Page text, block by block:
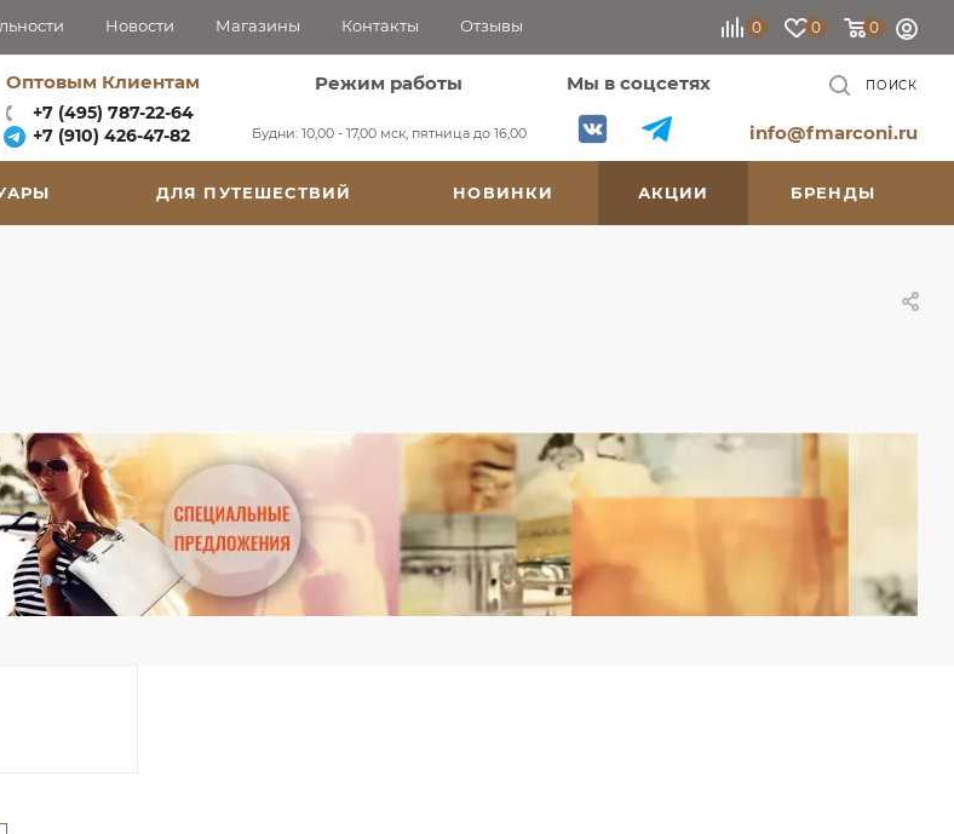
Новости Магазины Контакты Отзывы 0 0 0
Оптовым Клиентам
+7 (495) 787-22-64
+7 (910) 426-47-82
Режим работы
Будни: 10,00 - 17,00 мск, пятница до 16,00
Мы в соцсетях ПОИСК
info@fmarconi.ru
ДЛЯ ПУТЕШЕСТВИЙ НОВИНКИ АКЦИИ БРЕНДЫ